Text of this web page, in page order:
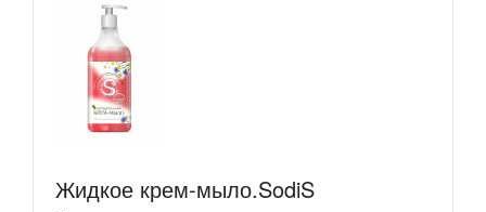
Жидкое крем-мыло.SodiS